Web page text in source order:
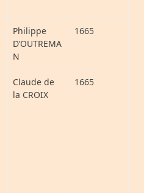
Philippe
D’OUTREMA
N
1665
Claude de
la CROIX
1665